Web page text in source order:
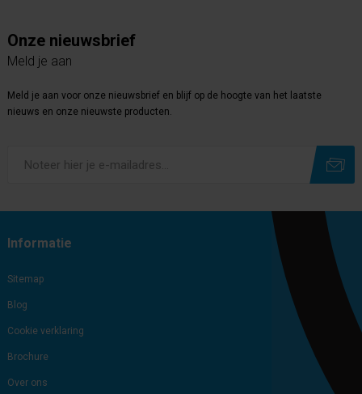
Onze nieuwsbrief
Meld je aan
Meld je aan voor onze nieuwsbrief en blijf op de hoogte van het laatste
nieuws en onze nieuwste producten.
Informatie
Sitemap
Blog
Cookie verklaring
Brochure
Over ons